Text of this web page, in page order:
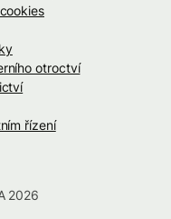
otroctví
řízení
2026